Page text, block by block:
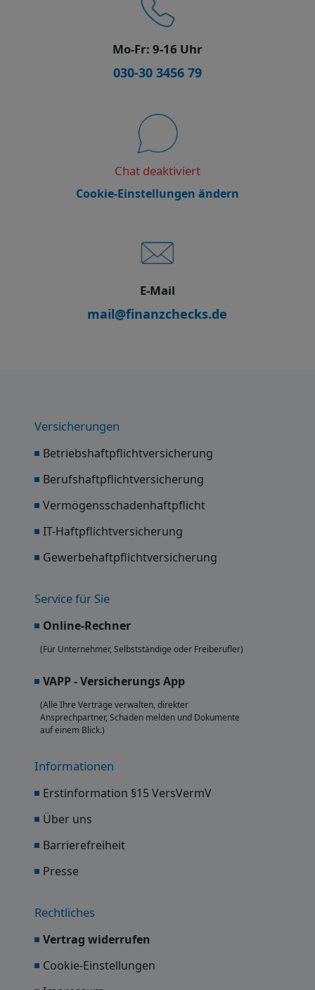
Mo-Fr: 9-16 Uhr
030-30 3456 79
Chat deaktiviert
Cookie-Einstellungen ändern
E-Mail
mail@finanzchecks.de
Versicherungen
Betriebshaftpflichtversicherung
Berufshaftpflichtversicherung
Vermögensschadenhaftpflicht
IT-Haftpflichtversicherung
Gewerbehaftpflichtversicherung
Service für Sie
Online-Rechner
(Für Unternehmer, Selbstständige oder Freiberufler)
VAPP - Versicherungs App
(Alle Ihre Verträge verwalten, direkter
Ansprechpartner, Schaden melden und Dokumente
auf einem Blick.)
Informationen
Erstinformation §15 VersVermV
Über uns
Barrierefreiheit
Presse
Rechtliches
Vertrag widerrufen
Cookie-Einstellungen